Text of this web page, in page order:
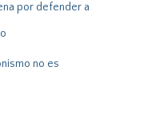
por defender a
no es